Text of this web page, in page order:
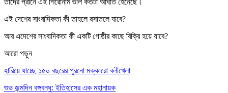
এই দেশের সাংবাদিকতা কী তাহলে রসাতলে যাবে?
আর এদেশের সাংবাদিকতা কী একটি গোষ্ঠীর কাছে বিক্রি হয়ে যাবে?
আরো পড়ুন
হারিয়ে যাচ্ছে ১৫০ বছরের পুরনো মক্কারো বলীখেলা
শুভ জন্মদিন বঙ্গবন্ধু: ইতিহাসের এক মহানায়ক